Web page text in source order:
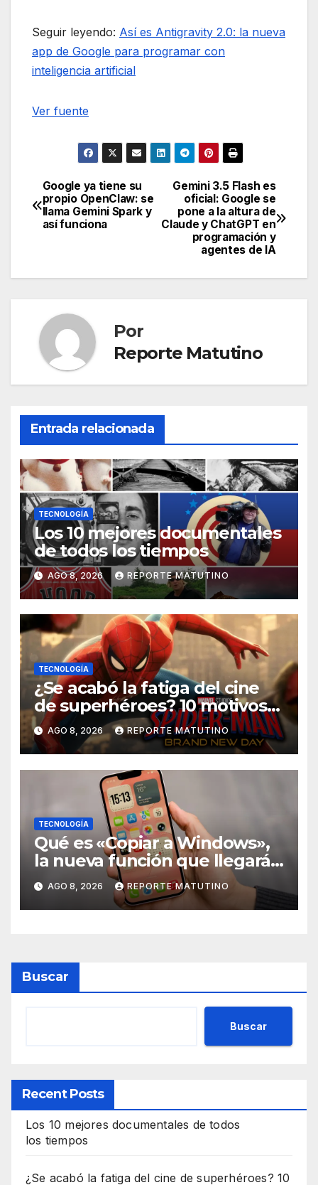
Seguir leyendo: Así es Antigravity 2.0: la nueva
app de Google para programar con
inteligencia artificial
Ver fuente
Navegación
de
Gemini 3.5 Flash es
oficial: Google se
pone a la altura de
Claude y ChatGPT en
programación y
agentes de IA
Google ya tiene su
propio OpenClaw: se
llama Gemini Spark y
así funciona
Por
Reporte Matutino
Entrada relacionada
TECNOLOGÍA
Los 10 mejores documentales
de todos los tiempos
AGO 8, 2026 REPORTE MATUTINO
TECNOLOGÍA
¿Se acabó la fatiga del cine
de superhéroes? 10 motivos
por los que ‘Spider-Man:
Brand New Day» desmiente
esa teoría
AGO 8, 2026 REPORTE MATUTINO
TECNOLOGÍA
Qué es «Copiar a Windows»,
la nueva función que llegará
al iPhone solo para Europa
AGO 8, 2026 REPORTE MATUTINO
Buscar
Buscar
Recent Posts
Los 10 mejores documentales de todos
los tiempos
¿Se acabó la fatiga del cine de superhéroes? 10